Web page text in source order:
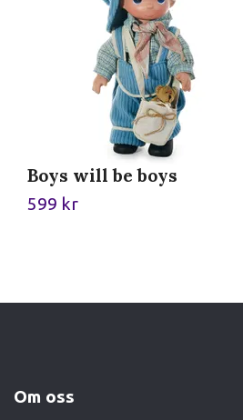
Boys will be boys
599 kr
Om oss